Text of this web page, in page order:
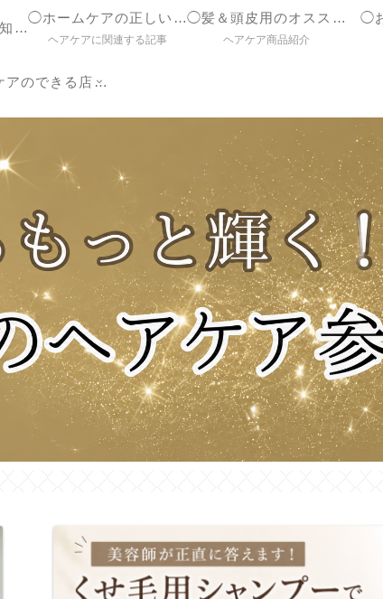
◯素髪ケアの正しい知識【ブログ】
◯ホームケアの正しいやり方
ヘアケアに関連する記事
◯髪＆頭皮用のオススメ商品紹介
ヘアケア商品紹介
◯
◯素髪ケアのできる店紹介